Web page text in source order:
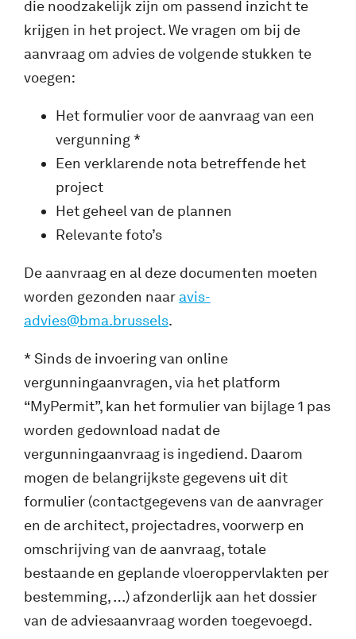
die noodzakelijk zijn om passend inzicht te
krijgen in het project. We vragen om bij de
aanvraag om advies de volgende stukken te
voegen:
Het formulier voor de aanvraag van een
vergunning *
Een verklarende nota betreffende het
project
Het geheel van de plannen
Relevante foto’s
De aanvraag en al deze documenten moeten
worden gezonden naar avis-
advies@bma.brussels.
* Sinds de invoering van online
vergunningaanvragen, via het platform
“MyPermit”, kan het formulier van bijlage 1 pas
worden gedownload nadat de
vergunningaanvraag is ingediend. Daarom
mogen de belangrijkste gegevens uit dit
formulier (contactgegevens van de aanvrager
en de architect, projectadres, voorwerp en
omschrijving van de aanvraag, totale
bestaande en geplande vloeroppervlakten per
bestemming, …) afzonderlijk aan het dossier
van de adviesaanvraag worden toegevoegd.